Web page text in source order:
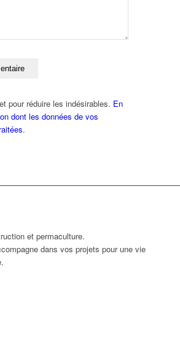
pour réduire les indésirables. En
dont les données de vos
.
et permaculture.
dans vos projets pour une vie